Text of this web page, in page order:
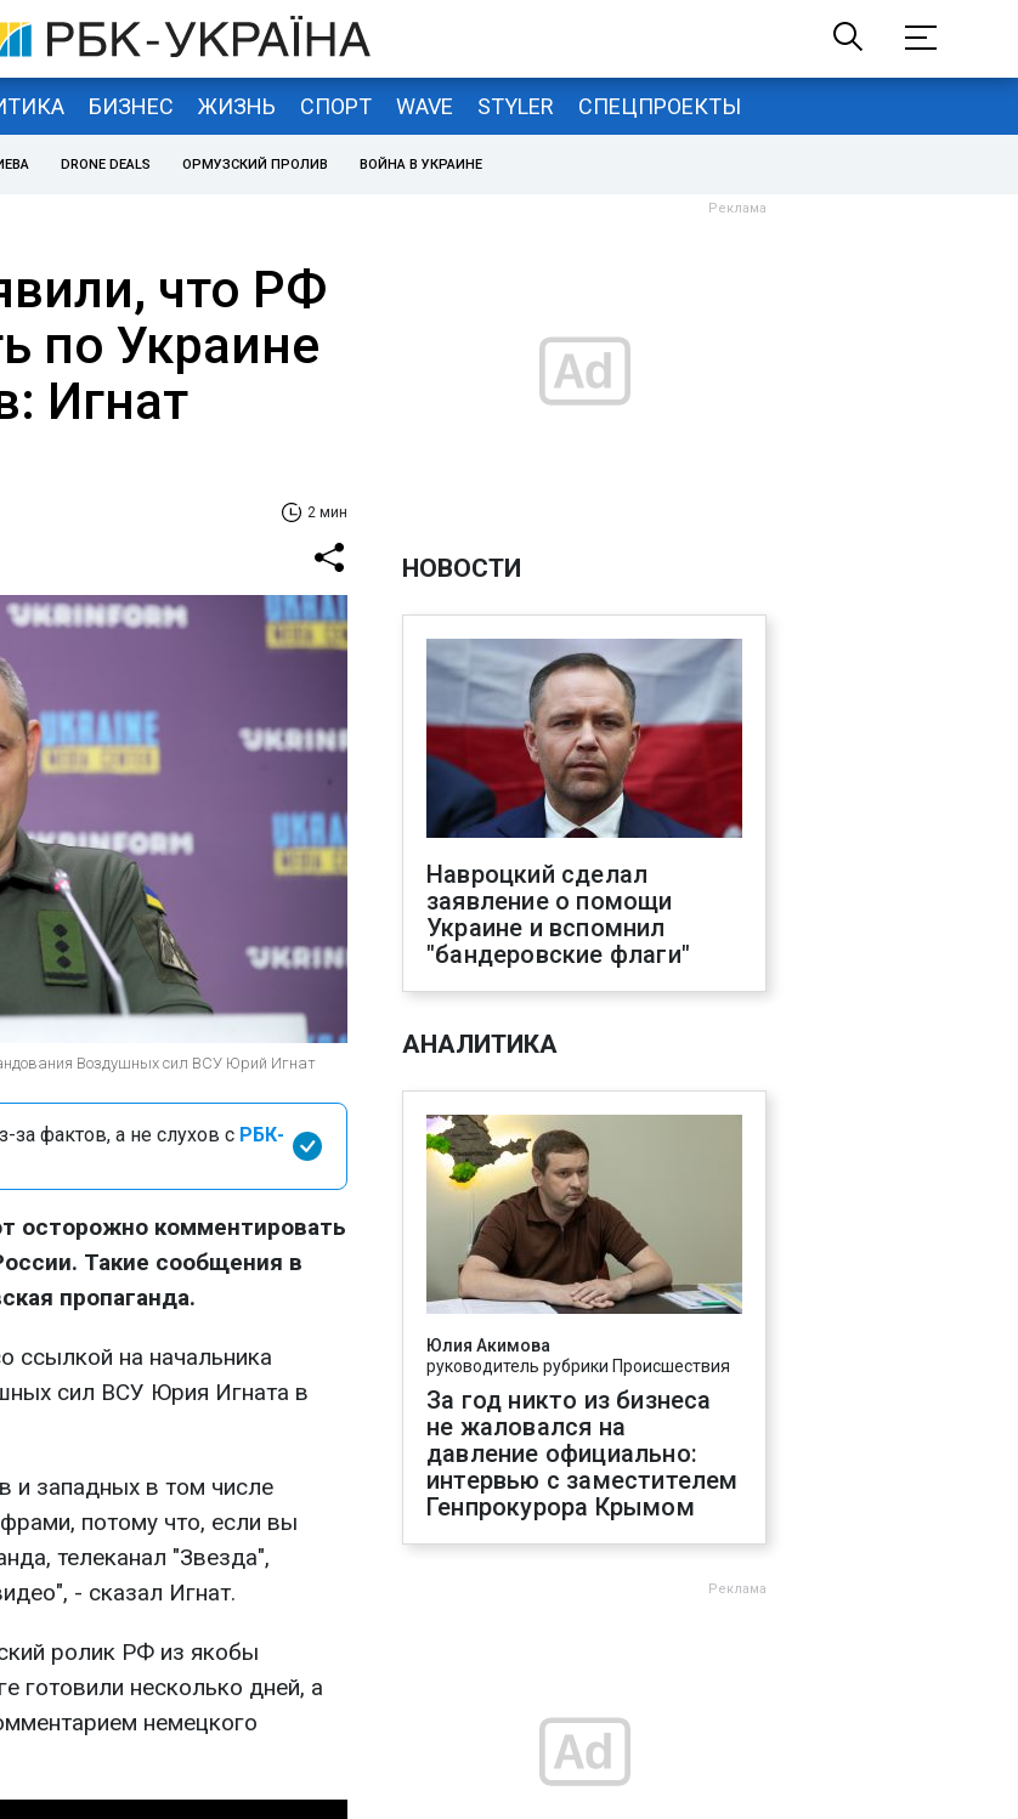
БИЗНЕС ЖИЗНЬ СПОРТ WAVE STYLER СПЕЦПРОЕКТЫ
DRONE DEALS ОРМУЗСКИЙ ПРОЛИВ ВОЙНА В УКРАИНЕ
что РФ
по Украине
Игнат
2 мин
Воздушных сил ВСУ Юрий Игнат
фактов, а не слухов с РБК-
осторожно комментировать
Такие сообщения в
пропаганда.
ссылкой на начальника
сил ВСУ Юрия Игната в
и западных в том числе
потому что, если вы
телеканал "Звезда",
- сказал Игнат.
ролик РФ из якобы
готовили несколько дней, а
немецкого
НОВОСТИ
Навроцкий сделал
заявление о помощи
Украине и вспомнил
"бандеровские флаги"
АНАЛИТИКА
Юлия Акимова
руководитель рубрики Происшествия
За год никто из бизнеса
не жаловался на
давление официально:
интервью с заместителем
Генпрокурора Крымом